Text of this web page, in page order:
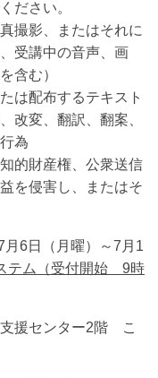
ださい。
撮影、またはそれに
受講中の音声、画
含む）
は配布するテキスト
改変、翻訳、翻案、
為
的財産権、公衆送信
を侵害し、またはそ
6日（月曜）～7月1
テム（受付開始 9時
援センター2階 こ